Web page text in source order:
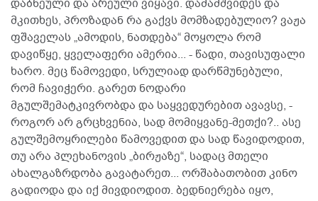
დაბნეული და არეული ვიყავი. დამამშვიდეს და
მკითხეს, პროზადან რა გაქვს მომზადებულიო? ვაჟა
ფშაველას „ამოდის, ნათდება“ მოყოლა რომ
დავიწყე, ყველაფერი ამერია... - წადი, თავისუფალი
ხარო. მეც წამოვედი, სრულიად დარწმუნებული,
რომ ჩავიჭერი. გარეთ ნოდარი
მგულშემატკივრობდა და საყვედურებით ავავსე, -
როგორ არ გრცხვენია, სად მომიყვანე-მეთქი?.. ასე
გულშემოყრილები წამოვედით და სად წავიდოდით,
თუ არა პლეხანოვის „ბირჟაზე“, სადაც მთელი
ახალგაზრდობა გავატარეთ... ორშაბათობით კინო
გადიოდა და იქ მივდიოდით. ბედნიერება იყო,